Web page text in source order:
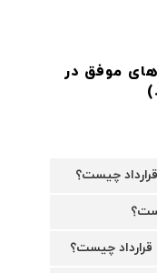
های موفق در
چیست؟
قرارداد چیست؟